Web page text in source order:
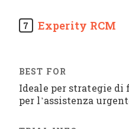
7 Experity RCM
Ideale per strategie
per l’assistenza